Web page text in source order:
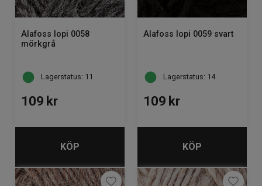
Alafoss lopi 0058
mörkgrå
Lagerstatus: 11
109 kr
KÖP
Alafoss lopi 0059 svart
Lagerstatus: 14
109 kr
KÖP